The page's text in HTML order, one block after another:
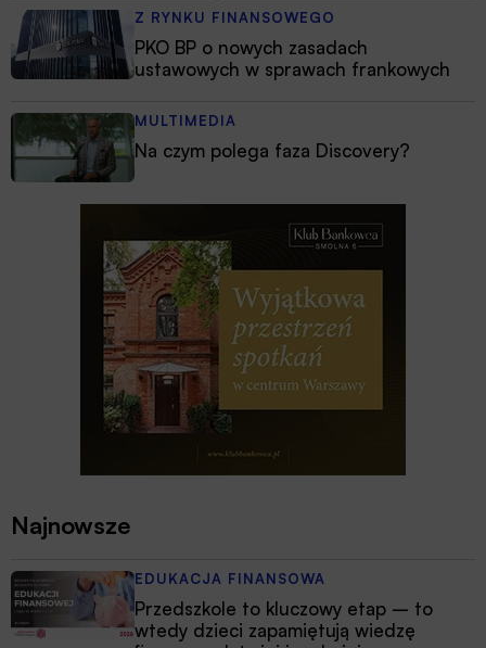
Z RYNKU FINANSOWEGO
PKO BP o nowych zasadach
ustawowych w sprawach frankowych
MULTIMEDIA
Na czym polega faza Discovery?
Najnowsze
EDUKACJA FINANSOWA
Przedszkole to kluczowy etap – to
wtedy dzieci zapamiętują wiedzę